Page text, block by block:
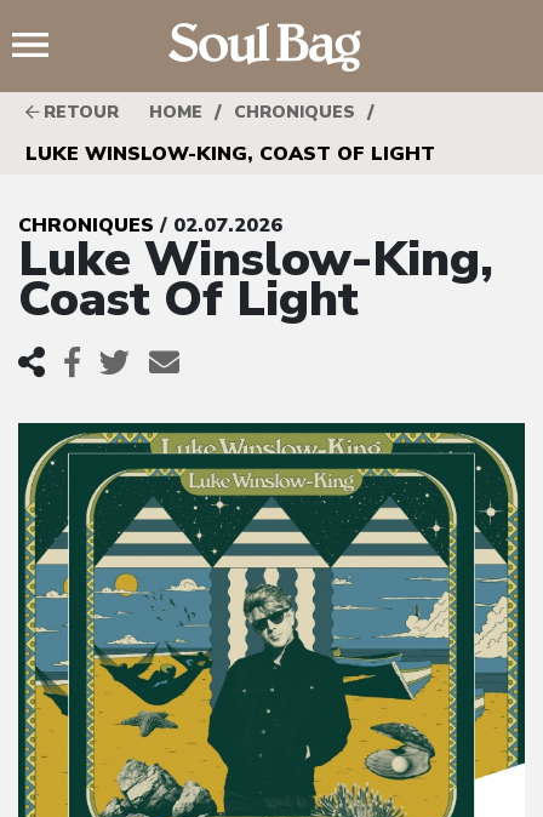
RETOUR HOME / CHRONIQUES /
LUKE WINSLOW-KING, COAST OF LIGHT
CHRONIQUES / 02.07.2026
Luke Winslow-King,
Coast Of Light